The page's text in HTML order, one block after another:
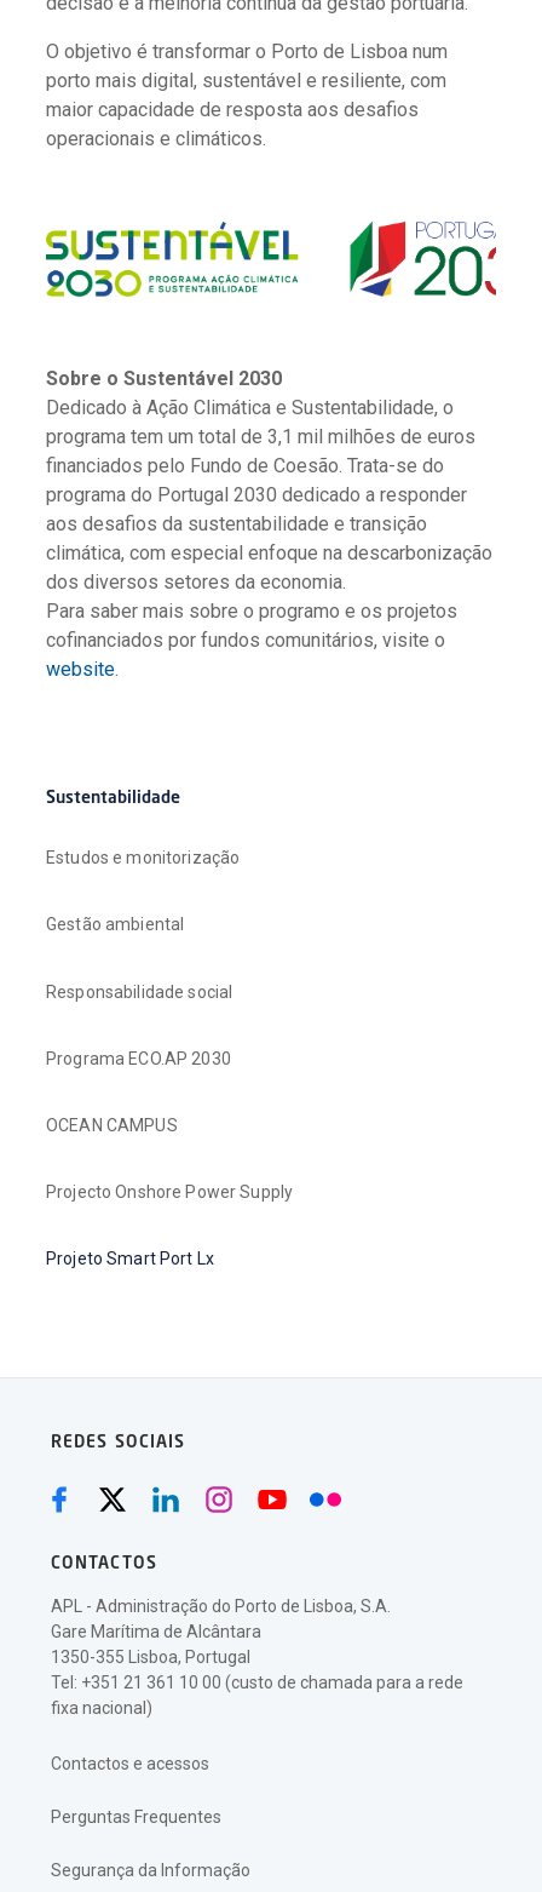
O objetivo é transformar o Porto de Lisboa num
porto mais digital, sustentável e resiliente, com
maior capacidade de resposta aos desafios
operacionais e climáticos.
Sobre o Sustentável 2030
Dedicado à Ação Climática e Sustentabilidade, o
programa tem um total de 3,1 mil milhões de euros
financiados pelo Fundo de Coesão. Trata-se do
programa do Portugal 2030 dedicado a responder
aos desafios da sustentabilidade e transição
climática, com especial enfoque na descarbonização
dos diversos setores da economia.
Para saber mais sobre o programo e os projetos
cofinanciados por fundos comunitários, visite o
website.
Sustentabilidade
Estudos e monitorização
Gestão ambiental
Responsabilidade social
Programa ECO.AP 2030
OCEAN CAMPUS
Projecto Onshore Power Supply
Projeto Smart Port Lx
REDES SOCIAIS
CONTACTOS
APL - Administração do Porto de Lisboa, S.A.
Gare Marítima de Alcântara
1350-355 Lisboa, Portugal
Tel: +351 21 361 10 00 (custo de chamada para a rede
fixa nacional)
Contactos e acessos
Perguntas Frequentes
Segurança da Informação